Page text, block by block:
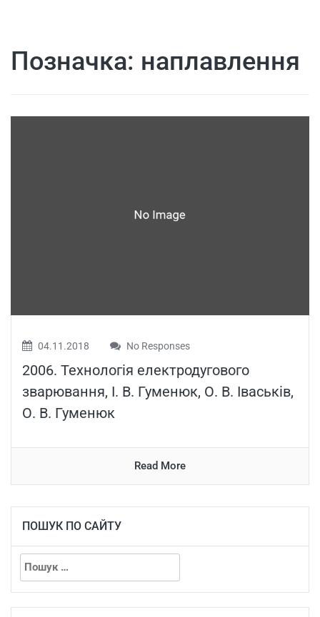
Позначка: наплавлення
04.11.2018 No Responses
2006. Технологія електродугового
зварювання, І. В. Гуменюк, О. В. Іваськів,
О. В. Гуменюк
Read More
ПОШУК ПО САЙТУ